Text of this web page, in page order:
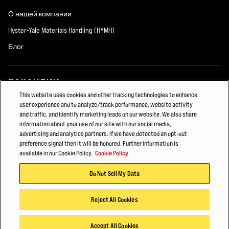
идентификационный код пользователя, пароль или любые
другие данные в рамках наших процедур безопасности, вы
или пароль, выбранный вами или присвоенный нами, если
посчитаем, что вы не соблюдаете какое-либо из положений
настоящих условий использования.
Вы несете ответственность за принятие всех мер, необходимых
для получения доступа к нашему веб-сайту. Вы также несете
ответственность за то, чтобы все лица, которые получают
Интернету, были ознакомлены с настоящими условиями и
соблюдали их.
О нашей компании
Hyster-Yale Materials Handling (HYMH)
Блог
ВАКАНСИИ
© 2026 Hyster-Yale Group, Inc. Все права защищены.
Политика конфиденциальности
Условия пользования сайтом
Политика в отношении файлов Cookie
This website uses cookies and other tracking technologies to enhance
user experience and to analyze/track performance, website activity
and traffic, and identify marketing leads on our website. We also share
information about your use of our site with our social media,
advertising and analytics partners. If we have detected an opt-out
preference signal then it will be honored. Further information is
available in our Cookie Policy. Cookie Policy
Do Not Sell My Data
Reject All Cookies
Accept All Cookies